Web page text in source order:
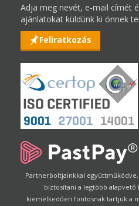
Adja meg nevét, e-mail címét
ajánlatokat küldünk ki önnek
Feliratkozás
Partnerboltjainkkal
biztosítani a legtöbb
kiemelkedően fontosnak tartjuk a